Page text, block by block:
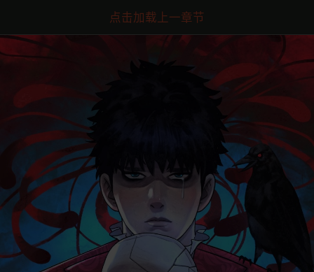
点击加载上一章节